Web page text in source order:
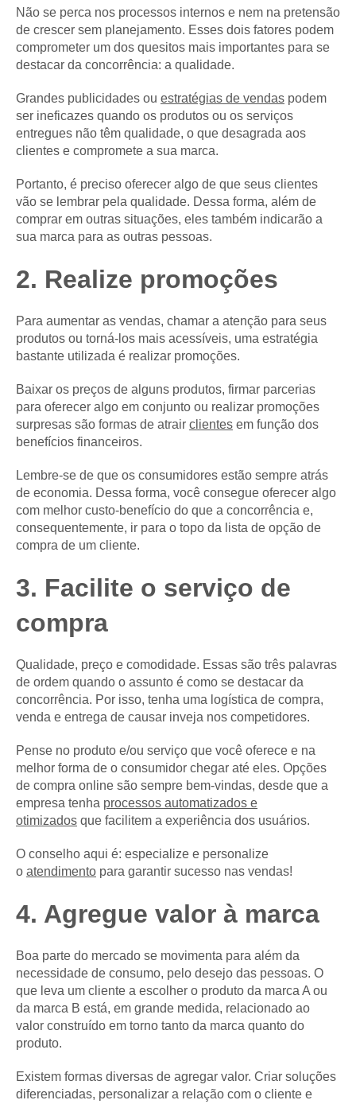
Não se perca nos processos internos e nem na pretensão
de crescer sem planejamento. Esses dois fatores podem
comprometer um dos quesitos mais importantes para se
destacar da concorrência: a qualidade.
Grandes publicidades ou estratégias de vendas podem
ser ineficazes quando os produtos ou os serviços
entregues não têm qualidade, o que desagrada aos
clientes e compromete a sua marca.
Portanto, é preciso oferecer algo de que seus clientes
vão se lembrar pela qualidade. Dessa forma, além de
comprar em outras situações, eles também indicarão a
sua marca para as outras pessoas.
2. Realize promoções
Para aumentar as vendas, chamar a atenção para seus
produtos ou torná-los mais acessíveis, uma estratégia
bastante utilizada é realizar promoções.
Baixar os preços de alguns produtos, firmar parcerias
para oferecer algo em conjunto ou realizar promoções
surpresas são formas de atrair clientes em função dos
benefícios financeiros.
Lembre-se de que os consumidores estão sempre atrás
de economia. Dessa forma, você consegue oferecer algo
com melhor custo-benefício do que a concorrência e,
consequentemente, ir para o topo da lista de opção de
compra de um cliente.
3. Facilite o serviço de
compra
Qualidade, preço e comodidade. Essas são três palavras
de ordem quando o assunto é como se destacar da
concorrência. Por isso, tenha uma logística de compra,
venda e entrega de causar inveja nos competidores.
Pense no produto e/ou serviço que você oferece e na
melhor forma de o consumidor chegar até eles. Opções
de compra online são sempre bem-vindas, desde que a
empresa tenha processos automatizados e
otimizados que facilitem a experiência dos usuários.
O conselho aqui é: especialize e personalize
o atendimento para garantir sucesso nas vendas!
4. Agregue valor à marca
Boa parte do mercado se movimenta para além da
necessidade de consumo, pelo desejo das pessoas. O
que leva um cliente a escolher o produto da marca A ou
da marca B está, em grande medida, relacionado ao
valor construído em torno tanto da marca quanto do
produto.
Existem formas diversas de agregar valor. Criar soluções
diferenciadas, personalizar a relação com o cliente e